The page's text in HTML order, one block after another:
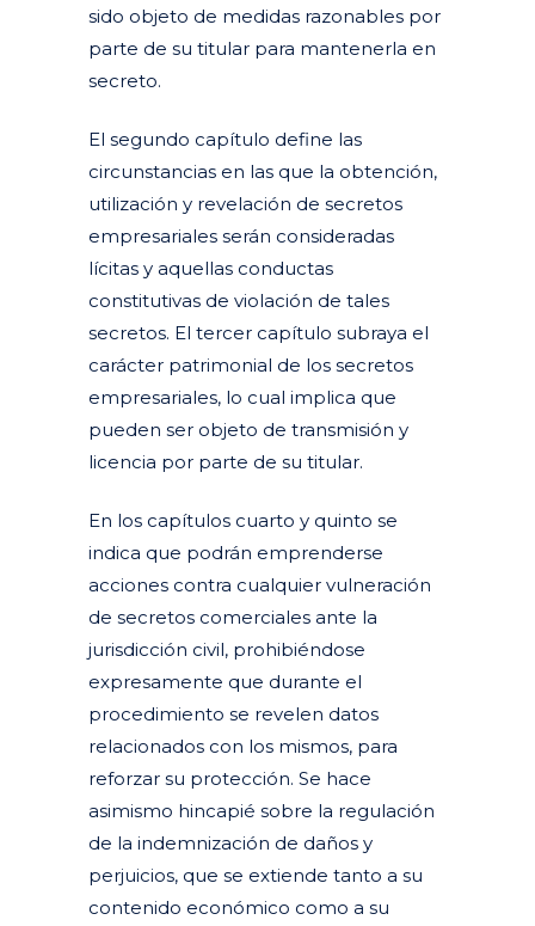
sido objeto de medidas razonables por
parte de su titular para mantenerla en
secreto.
El segundo capítulo define las
circunstancias en las que la obtención,
utilización y revelación de secretos
empresariales serán consideradas
lícitas y aquellas conductas
constitutivas de violación de tales
secretos. El tercer capítulo subraya el
carácter patrimonial de los secretos
empresariales, lo cual implica que
pueden ser objeto de transmisión y
licencia por parte de su titular.
En los capítulos cuarto y quinto se
indica que podrán emprenderse
acciones contra cualquier vulneración
de secretos comerciales ante la
jurisdicción civil, prohibiéndose
expresamente que durante el
procedimiento se revelen datos
relacionados con los mismos, para
reforzar su protección. Se hace
asimismo hincapié sobre la regulación
de la indemnización de daños y
perjuicios, que se extiende tanto a su
contenido económico como a su